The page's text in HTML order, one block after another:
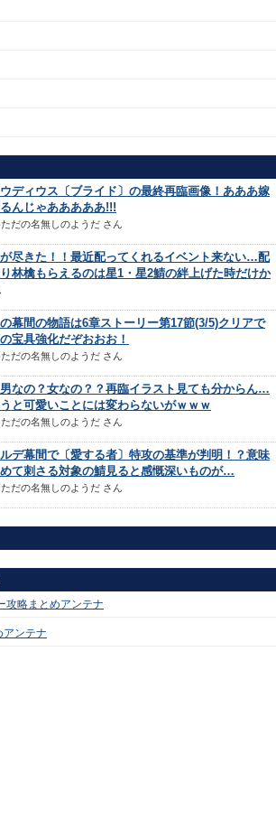
ディウス〔ブライド〕の最終再臨画像！あああ嫁
んじゃあああああ!!!
だの名無しのようだ さん
尽きた！！最近配ってくれるイベント来ない…配
林檎もらえるのは星1・星2鯖の絆上げた時だけか
幕間の物語は6章ストーリー第17節(3/5)クリアで
宝具強化だぞおおお！
だの名無しのようだ さん
なの？女なの？？再臨イラスト見ても分からん…
と可愛いことには変わらないがｗｗｗ
だの名無しのようだ さん
デ幕間で〔愛する者〕特攻の基準が判明！？意味
て刺さる対象の鯖見ると感慨深いものが…
だの名無しのようだ さん
攻略まとめアンテナ
ンテナ